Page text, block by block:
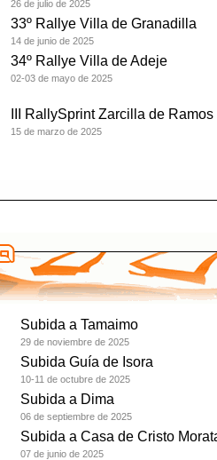
26 de julio de 2025
33º Rallye Villa de Granadilla
14 de junio de 2025
34º Rallye Villa de Adeje
02-03 de mayo de 2025
III RallySprint Zarcilla de Ramos
15 de marzo de 2025
Subida a Tamaimo
29 de noviembre de 2025
Subida Guía de Isora
10-11 de octubre de 2025
Subida a Dima
06 de septiembre de 2025
Subida a Casa de Cristo
07 de junio de 2025